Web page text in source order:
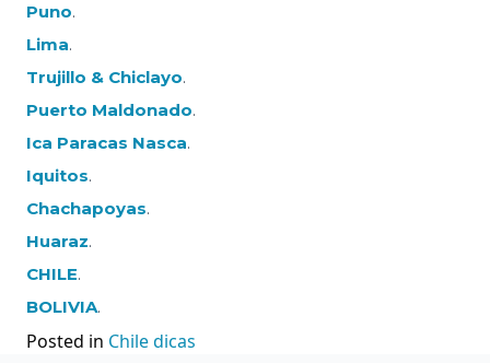
Puno.
Lima.
Trujillo & Chiclayo.
Puerto Maldonado.
Ica Paracas Nasca.
Iquitos.
Chachapoyas.
Huaraz.
CHILE.
BOLIVIA.
Posted in Chile dicas